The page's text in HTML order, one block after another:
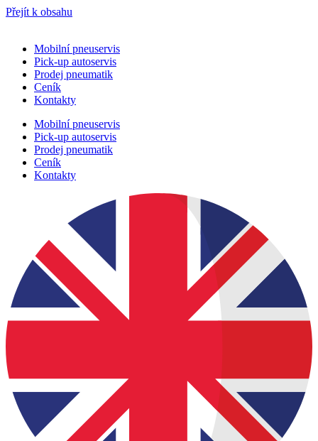
Přejít k obsahu
Mobilní pneuservis
Pick-up autoservis
Prodej pneumatik
Ceník
Kontakty
Mobilní pneuservis
Pick-up autoservis
Prodej pneumatik
Ceník
Kontakty